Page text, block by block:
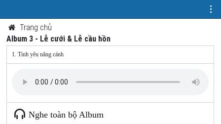
Trang chủ
Album 3 - Lễ cưới & Lễ cầu hồn
1. Tình yêu nâng cánh
Nghe toàn bộ Album